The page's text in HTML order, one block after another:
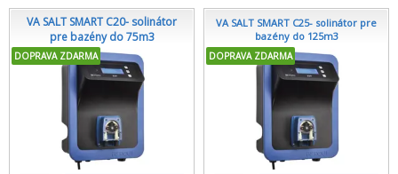
VA SALT SMART C20- solinátor
pre bazény do 75m3
DOPRAVA ZDARMA
VA SALT SMART C25- solinátor pre
bazény do 125m3
DOPRAVA ZDARMA